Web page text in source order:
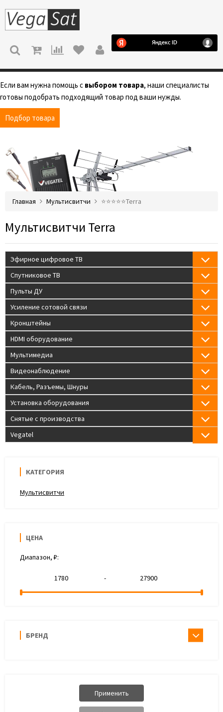
МЕНЮ
Если вам нужна помощь с выбором товара, наши специалисты
готовы подобрать подходящий товар под ваши нужды.
Подбор товара
Главная Мультисвитчи ⭐️⭐️⭐️⭐️⭐️Terra
Мультисвитчи Terra
Эфирное цифровое ТВ
Спутниковое ТВ
Пульты ДУ
Усиление сотовой связи
Кронштейны
HDMI оборудование
Мультимедиа
Видеонаблюдение
Кабель, Разъемы, Шнуры
Установка оборудования
Снятые с производства
Vegatel
КАТЕГОРИЯ
Мультисвитчи
ЦЕНА
Диапазон, ₽:
-
БРЕНД